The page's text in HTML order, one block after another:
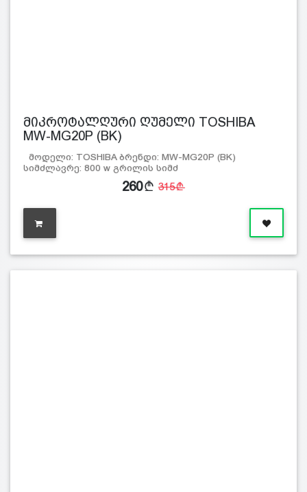
მიკროტალღური ღუმელი TOSHIBA
MW-MG20P (BK)
მოდელი: TOSHIBA ბრენდი: MW-MG20P (BK)
სიმძლავრე: 800 w გრილის სიმძ
260 315